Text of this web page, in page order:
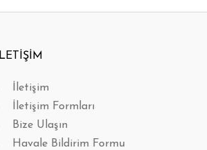
İLETİŞİM
İletişim
İletişim Formları
Bize Ulaşın
Havale Bildirim Formu